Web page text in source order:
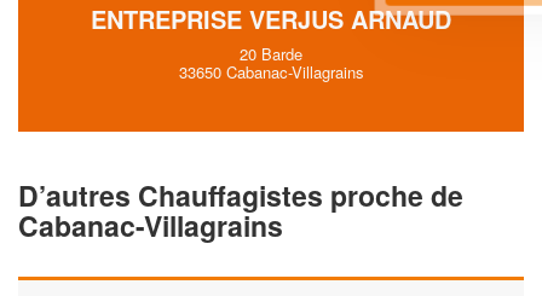
ENTREPRISE VERJUS ARNAUD
20 Barde
33650 Cabanac-Villagrains
D’autres Chauffagistes proche de
Cabanac-Villagrains